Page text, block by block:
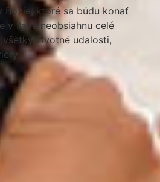
Božie, ktoré sa búdu konať
v Ilave neobsiahnu celé
životné udalosti,